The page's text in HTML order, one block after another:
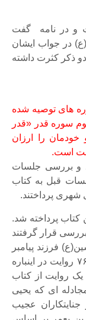
و در نامه گفت
در جواب ایشان
ذکر کثرت داشته
های توصیه شده
سوره قدر «قدر
را ارزان
است.
و بررسی جلسات
قبل به کتاب
پرداختند.
کتاب پرداخته شد.
قرار گرفتند
فرزند پیامبر
اساخته شد و اشاره کردند که در این کتاب ۷۶ روایت در اینباره
یک روایت از کتاب
ای که یحیی
عجیب